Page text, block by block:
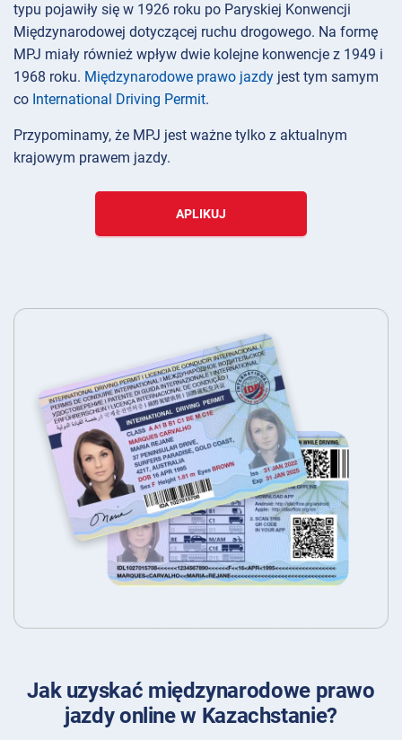
typu pojawiły się w 1926 roku po Paryskiej Konwencji
Międzynarodowej dotyczącej ruchu drogowego. Na formę
MPJ miały również wpływ dwie kolejne konwencje z 1949 i
1968 roku. Międzynarodowe prawo jazdy jest tym samym
co International Driving Permit.
Przypominamy, że MPJ jest ważne tylko z aktualnym
krajowym prawem jazdy.
APLIKUJ
Jak uzyskać międzynarodowe prawo
jazdy online w Kazachstanie?